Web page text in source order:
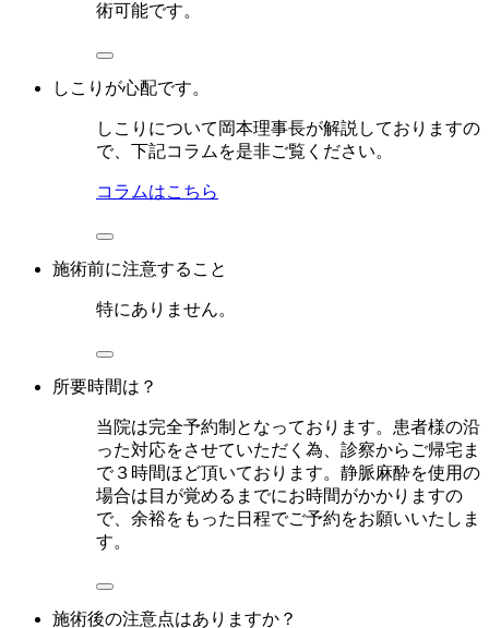
術可能です。
しこりが心配です。
しこりについて岡本理事長が解説しておりますの
で、下記コラムを是非ご覧ください。
コラムはこちら
施術前に注意すること
特にありません。
所要時間は？
当院は完全予約制となっております。患者様の沿
った対応をさせていただく為、診察からご帰宅ま
で３時間ほど頂いております。静脈麻酔を使用の
場合は目が覚めるまでにお時間がかかりますの
で、余裕をもった日程でご予約をお願いいたしま
す。
施術後の注意点はありますか？